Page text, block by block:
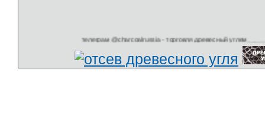
телеграм @charcoalrussia - торговля древесный